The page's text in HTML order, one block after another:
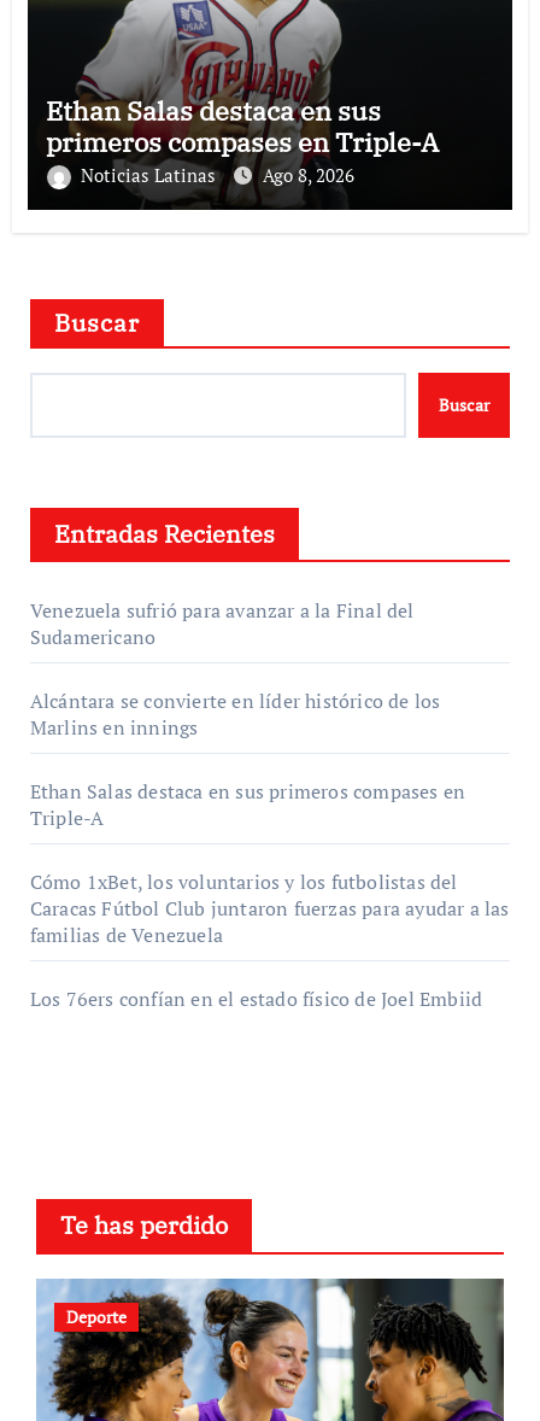
Ethan Salas destaca en sus
primeros compases en Triple-A
Noticias Latinas Ago 8, 2026
Buscar
Buscar
Entradas Recientes
Venezuela sufrió para avanzar a la Final del
Sudamericano
Alcántara se convierte en líder histórico de los
Marlins en innings
Ethan Salas destaca en sus primeros compases en
Triple-A
Cómo 1xBet, los voluntarios y los futbolistas del
Caracas Fútbol Club juntaron fuerzas para ayudar a las
familias de Venezuela
Los 76ers confían en el estado físico de Joel Embiid
Te has perdido
Deporte